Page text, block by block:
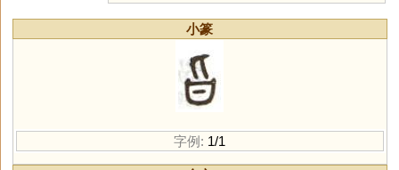
小篆
字例: 1/1